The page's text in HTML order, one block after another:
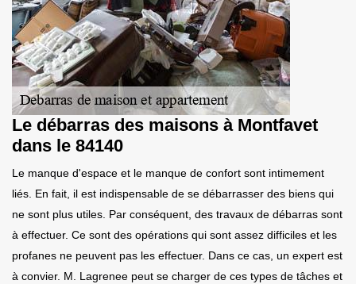
Le débarras des maisons à Montfavet
dans le 84140
Le manque d'espace et le manque de confort sont intimement
liés. En fait, il est indispensable de se débarrasser des biens qui
ne sont plus utiles. Par conséquent, des travaux de débarras sont
à effectuer. Ce sont des opérations qui sont assez difficiles et les
profanes ne peuvent pas les effectuer. Dans ce cas, un expert est
à convier. M. Lagrenee peut se charger de ces types de tâches et